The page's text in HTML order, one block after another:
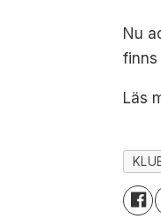
Nu
finns
Läs